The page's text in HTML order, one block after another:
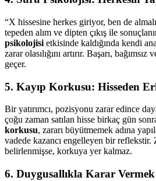
“X hissesine herkes giriyor, ben de
tepeden alım ve dipten çıkış ile
psikolojisi etkisinde kaldığında kendi
zarar olasılığını artırır. Başarı,
geçer.
5. Kayıp Korkusu: Hisseden
Bir yatırımcı, pozisyonu zarar edince
çoğu zaman satılan hisse birkaç gün
korkusu, zararı büyütmemek adına
vadede kazancı engelleyen bir reflekstir.
belirlenmişse, korkuya yer kalmaz.
6. Duygusallıkla Karar Vermek